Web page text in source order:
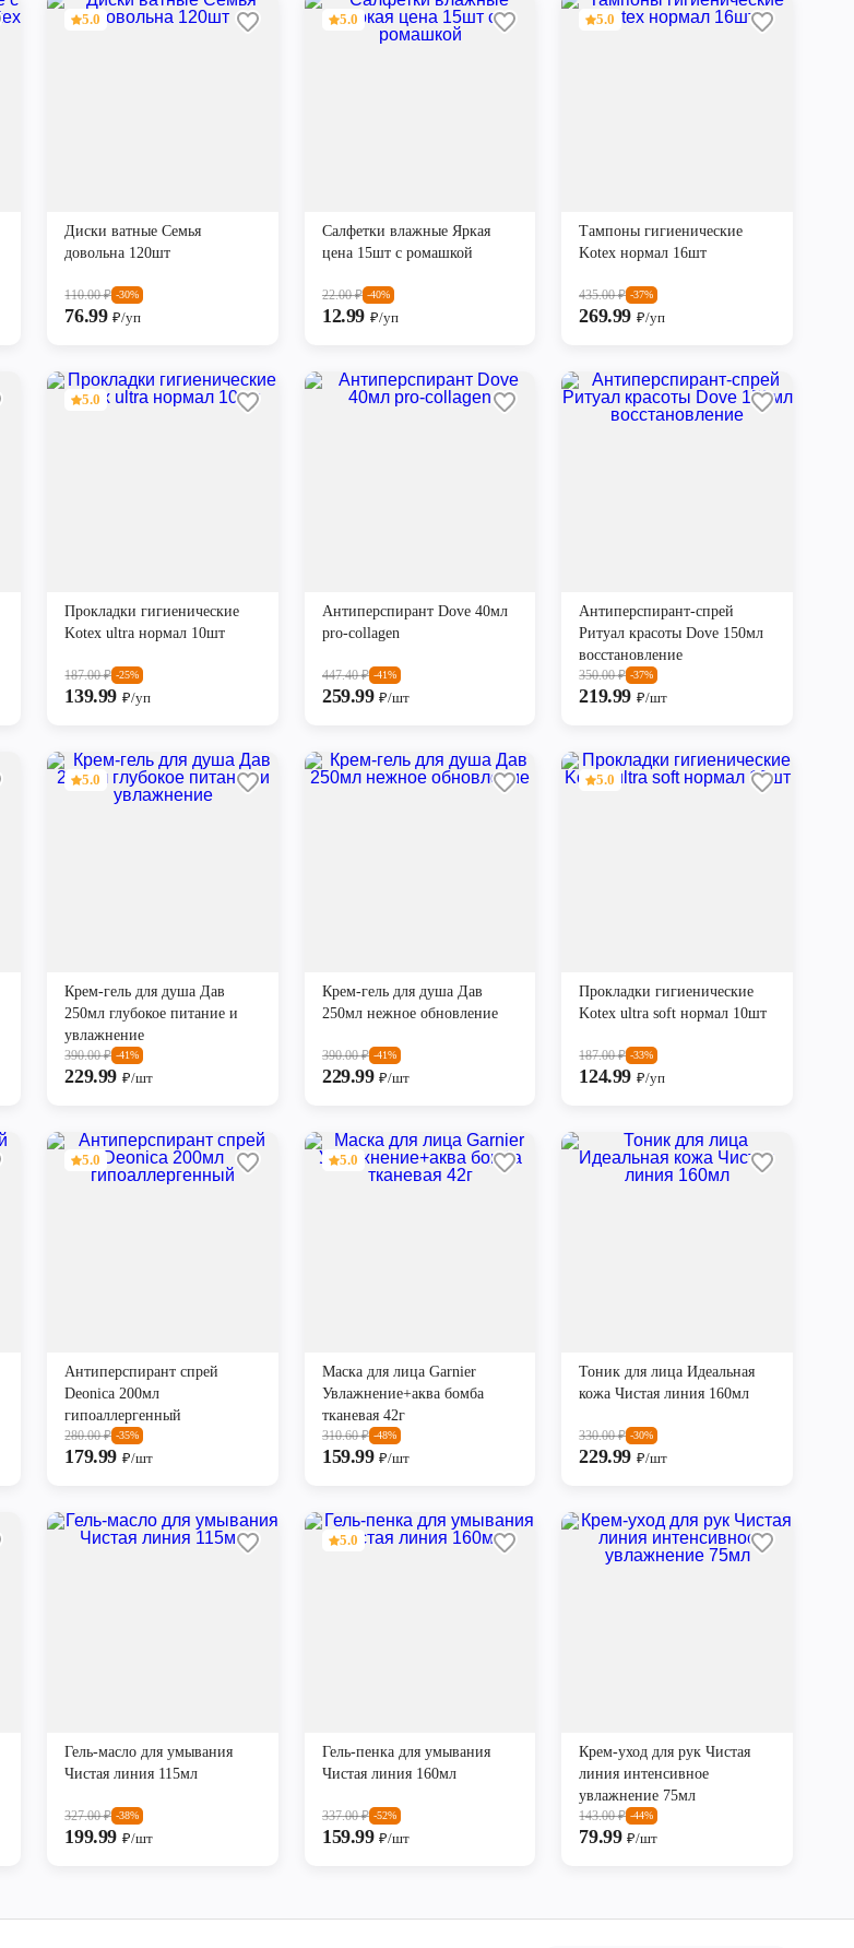
5.0
Диски ватные Семья
довольна 120шт
110.00₽ -30%
76.99₽/уп
5.0
Салфетки влажные Яркая
цена 15шт с ромашкой
22.00₽ -40%
12.99 ₽/уп
5.0
Тампоны гигиенические
Kotex нормал 16шт
435.00₽ -37%
269.99 ₽/уп
5.0
Прокладки гигиенические
Kotex ultra нормал 10шт
187.00₽ -25%
139.99 ₽/уп
Антиперспирант Dove 40мл
pro-collagen
447.40₽ -41%
259.99₽/шт
Антиперспирант-спрей
Ритуал красоты Dove 150мл
восстановление
350.00₽ -37%
219.99 ₽/шт
5.0
Крем-гель для душа Дав
250мл глубокое питание и
увлажнение
390.00₽ -41%
229.99 ₽/шт
Крем-гель для душа Дав
250мл нежное обновление
390.00₽ -41%
229.99₽/шт
5.0
Прокладки гигиенические
Kotex ultra soft нормал 10шт
187.00₽ -33%
124.99 ₽/уп
5.0
Антиперспирант спрей
Deonica 200мл
гипоаллергенный
280.00₽ -35%
179.99 ₽/шт
5.0
Маска для лица Garnier
Увлажнение+аква бомба
тканевая 42г
310.60₽ -48%
159.99₽/шт
Тоник для лица Идеальная
кожа Чистая линия 160мл
330.00₽ -30%
229.99 ₽/шт
Гель-масло для умывания
Чистая линия 115мл
327.00₽ -38%
199.99 ₽/шт
5.0
Гель-пенка для умывания
Чистая линия 160мл
337.00₽ -52%
159.99₽/шт
Крем-уход для рук Чистая
линия интенсивное
увлажнение 75мл
143.00₽ -44%
79.99 ₽/шт